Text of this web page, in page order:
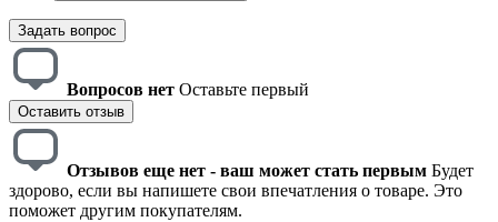
Задать вопрос
Вопросов нет Оставьте первый
Оставить отзыв
Отзывов еще нет - ваш может стать первым Будет
здорово, если вы напишете свои впечатления о товаре. Это
поможет другим покупателям.